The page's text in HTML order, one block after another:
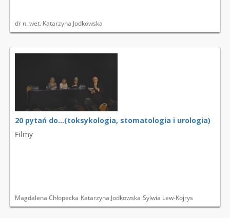
dr n. wet. Katarzyna Jodkowska
20 pytań do…(toksykologia, stomatologia i urologia)
Filmy
Magdalena Chłopecka Katarzyna Jodkowska Sylwia Lew-Kojrys